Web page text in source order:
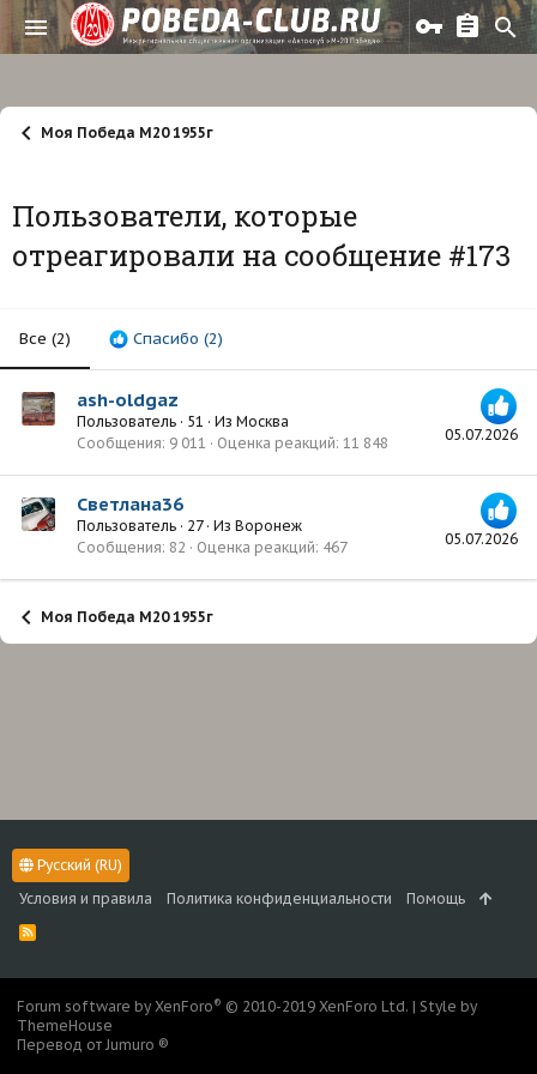
Моя Победа М20 1955г
Пользователи, которые
отреагировали на сообщение #173
Все (2) Спасибо (2)
05.07.2026
ash-oldgaz
Пользователь · 51 · Из Москва
Сообщения 9 011 Оценка реакций 11 848
05.07.2026
Светлана36
Пользователь · 27 · Из Воронеж
Сообщения 82 Оценка реакций 467
Моя Победа М20 1955г
Русский (RU)
Условия и правила
Политика конфиденциальности Помощь
R
S
Forum software by XenForo® © 2010-2019 XenForo Ltd. | Style by
ThemeHouse
Перевод от Jumuro ®